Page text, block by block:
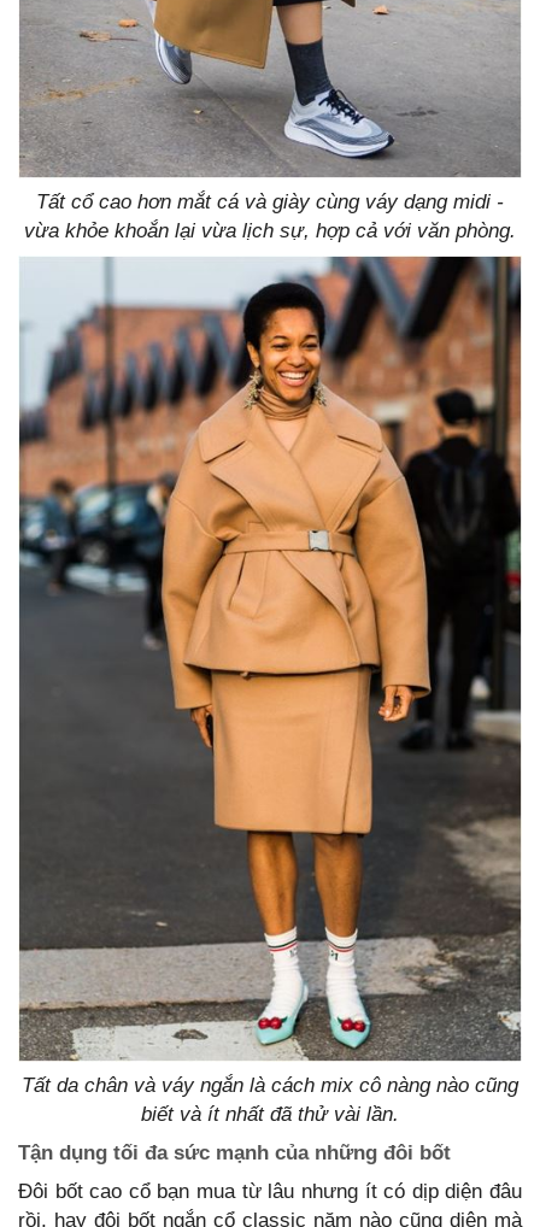
Tất cổ cao hơn mắt cá và giày cùng váy dạng midi -
vừa khỏe khoắn lại vừa lịch sự, hợp cả với văn phòng.
Tất da chân và váy ngắn là cách mix cô nàng nào cũng
biết và ít nhất đã thử vài lần.
Tận dụng tối đa sức mạnh của những đôi bốt
Đôi bốt cao cổ bạn mua từ lâu nhưng ít có dịp diện đâu
rồi, hay đôi bốt ngắn cổ classic năm nào cũng diện mà